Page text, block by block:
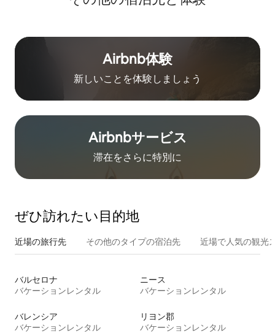
Airbnb体験
新しいことを体験しましょう
Airbnb⁠サ⁠ー⁠ビ⁠ス
滞在をさ⁠ら⁠に特⁠別⁠に
ぜひ訪⁠れ⁠た⁠い目⁠的⁠地
近場の旅行先 その他のタ⁠イ⁠プ⁠の宿⁠泊⁠先 近場で人気の観光
バルセロナ
バケーションレンタル
ニース
バケーションレンタル
バレンシア
バケーションレンタル
リヨン郡
バケーションレンタル